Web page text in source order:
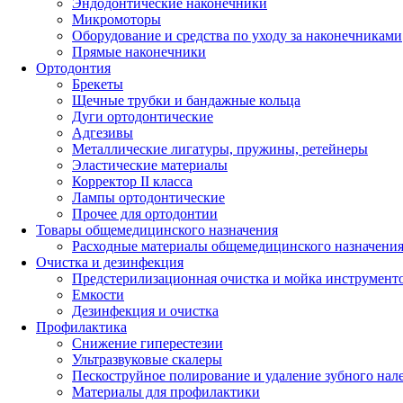
Микромоторы
Оборудование и средства по уходу за наконечниками
Прямые наконечники
Ортодонтия
Брекеты
Щечные трубки и бандажные кольца
Дуги ортодонтические
Адгезивы
Металлические лигатуры, пружины, ретейнеры
Эластические материалы
Корректор II класса
Лампы ортодонтические
Прочее для ортодонтии
Товары общемедицинского назначения
Расходные материалы общемедицинского назначения
Очистка и дезинфекция
Предстерилизационная очистка и мойка
Емкости
Дезинфекция и очистка
Профилактика
Снижение гиперестезии
Ультразвуковые скалеры
Пескоструйное полирование и удаление зубного
Материалы для профилактики